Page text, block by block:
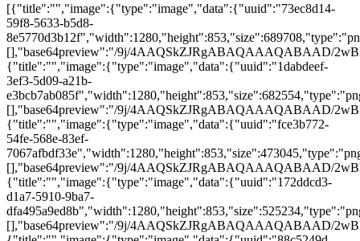
[{"title":"","image":{"type":"image","data":{"uuid":"73ec8d14-
59f8-5633-b5d8-
[],"base64preview":"/9j/4AAQSkZJRgABAQAAAQABAAD/
{"title":"","image":{"type":"image","data":{"uuid":"1dabdeef-
3ef3-5d09-a21b-
[],"base64preview":"/9j/4AAQSkZJRgABAQAAAQABAAD/
{"title":"","image":{"type":"image","data":{"uuid":"fce3b772-
54fe-568e-83ef-
[],"base64preview":"/9j/4AAQSkZJRgABAQAAAQABAAD/
{"title":"","image":{"type":"image","data":{"uuid":"172ddcd3-
d1a7-5910-9ba7-
[],"base64preview":"/9j/4AAQSkZJRgABAQAAAQABAAD/